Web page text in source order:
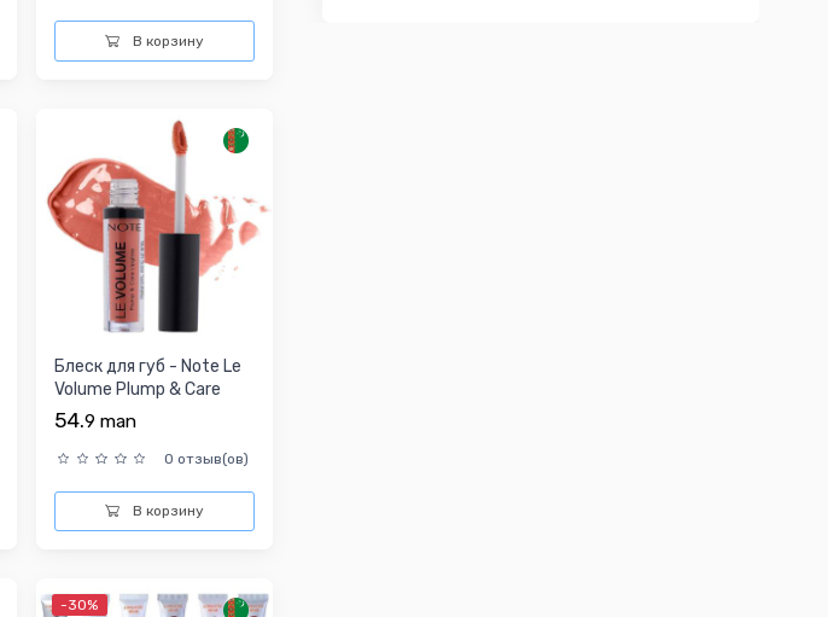
В корзину
Блеск для губ - Note Le
Volume Plump & Care
Lipgloss №01
54.9 man
0 отзыв(ов)
В корзину
-30%